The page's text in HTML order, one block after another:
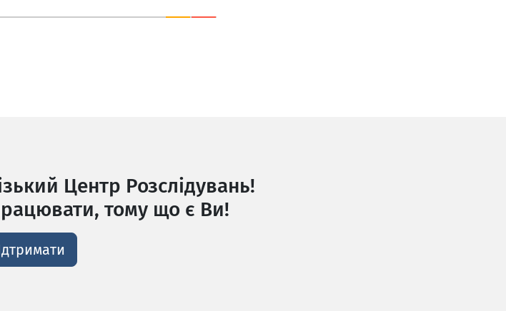
Центр Розслідувань!
тому що є Ви!